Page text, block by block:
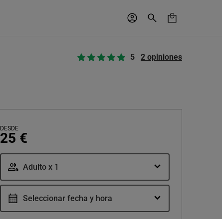
5 2 opiniones
DESDE
25 €
Adulto x 1
Seleccionar fecha y hora